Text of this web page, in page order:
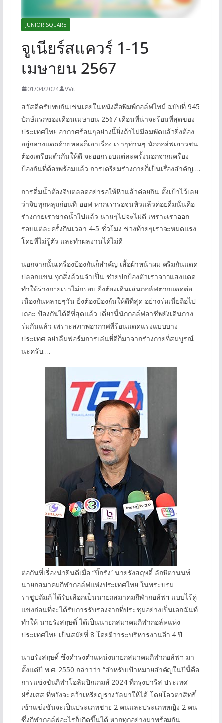
JUNIOR SQUARE
จูเนียร์สแควร์ 1-15
เมษายน 2567
01/04/2024 VVit
สวัสดีครับพบกันเช่นเคยในหนังสือพิมพ์กอล์ฟไทม์ ฉบับที่ 945
ปักษ์แรกของเดือนเมษายน 2567 เดือนที่น่าจะร้อนที่สุดของ
ประเทศไทย อากาศร้อนๆอย่างนี้ยิ่งถ้าไม่มีลมพัดแล้วยิ่งต้อง
อยู่กลางแดดด้วยหละก็เอาเรื่อง เราๆท่านๆ นักกอล์ฟเยาวชน
ต้องเตรียมตัวกันให้ดี จะออกรอบแต่ละครั้งนอกจากเครื่อง
ป้องกันที่ต้องพร้อมแล้ว การเตรียมร่างกายก็เป็นเรื่องสำคัญ….
การดื่มน้ำต้องจิบตลอดอย่ารอให้หิวแล้วค่อยกิน ตั้งเป้าไว้เลย
ว่าจิบทุกหลุมก่อนที-ออฟ หากเรารอจนหิวแล้วค่อยดื่มนั่นคือ
ร่างกายเราขาดน้ำไปแล้ว นานๆไปจะไม่ดี เพราะเราออก
รอบแต่ละครั้งกินเวลา 4-5 ชั่วโมง ช่วงท้ายๆเราจะหมดแรง
โดยที่ไม่รู้ตัว และทำผลงานได้ไม่ดี
นอกจากนั้นเครื่องป้องกันก็สำคัญ เสื้อผ้าหน้าผม ครีมกันแดด
ปลอกแขน ทุกสิ่งล้วนจำเป็น ช่วยปกป้องตัวเราจากแสงแดด
ทำให้ร่างกายเราไม่กรอบ ยิ่งต้องเดินเล่นกอล์ฟตากแดดต่อ
เนื่องกันหลายๆวัน ยิ่งต้องป้องกันให้ดีที่สุด อย่างร่มเนี่ยถือไป
เถอะ ป้องกันได้ดีที่สุดแล้ว เดี๋ยวนี้นักกอล์ฟอาชีพยังเดินกาง
ร่มกันแล้ว เพราะสภาพอากาศที่ร้อนแดดแรงแบบบาง
ประเทศ อย่าลืมฟอร์มการเล่นที่ดีก็มาจากร่างกายที่สมบูรณ์
นะครับ….
ต่อกันที่เรื่องน่ายินดีเมื่อ “บิ๊กรัง” นายรังสฤษดิ์ ลักษิตานนท์
นายกสมาคมกีฬากอล์ฟแห่งประเทศไทย ในพระบรม
ราชูปถัมภ์ ได้รับเลือกเป็นนายกสมาคมกีฬากอล์ฟฯ แบบไร้คู่
แข่งก่อนที่จะได้รับการรับรองจากที่ประชุมอย่างเป็นเอกฉันท์
ทำให้ นายรังสฤษดิ์ ได้เป็นนายกสมาคมกีฬากอล์ฟแห่ง
ประเทศไทย เป็นสมัยที่ 8 โดยมีวาระบริหารงานอีก 4 ปี
นายรังสฤษดิ์ ซึ่งดำรงตำแหน่งนายกสมาคมกีฬากอล์ฟฯ มา
ตั้งแต่ปี พ.ศ. 2550 กล่าวว่า “สำหรับเป้าหมายสำคัญในปีนี้คือ
การแข่งขันกีฬาโอลิมปิกเกมส์ 2024 ที่กรุงปารีส ประเทศ
ฝรั่งเศส ที่หวังจะคว้าเหรียญรางวัลมาให้ได้ โดยโควตาสิทธิ์
เข้าแข่งขันจะเป็นประเภทชาย 2 คนและประเภทหญิง 2 คน
ซึ่งกีฬากอล์ฟอะไรก็เกิดขึ้นได้ หากทุกอย่างมาพร้อมกัน